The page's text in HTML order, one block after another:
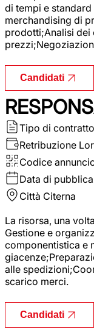
di tempi e
merchandising di
prodotti;Analisi dei
Candidati
Tipo di contratto
Retribuzione
Codice
Data di
Città Citerna
La risorsa, una
Gestione e
componentistica e
alle
scarico merci.
Candidati